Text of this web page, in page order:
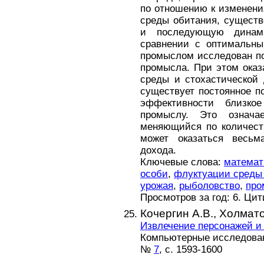
по отношению к
среды обитания,
и последующую
сравнении с
промыслом исследован
промысла. При этом
среды и стохастической
существует постоянное
эффективности
промыслу. Это
меняющийся по
может оказаться
дохода.
Ключевые слова:
особи, флуктуации среды
урожая, рыболовство,
Просмотров за год: 6.
Кочергин А.В.,
Извлечение персонажей
Компьютерные
№ 7, с. 1593-1600